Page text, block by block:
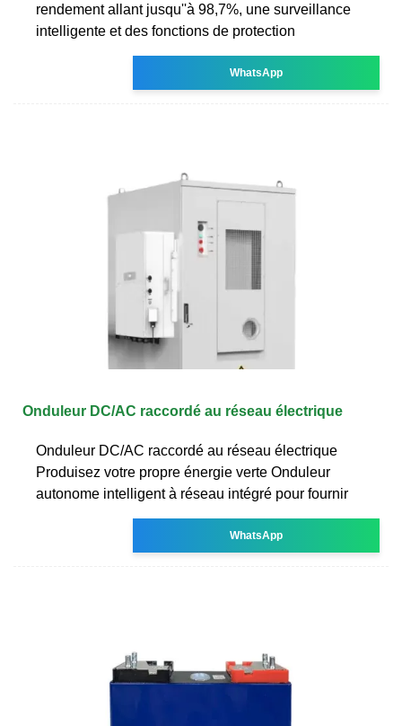
rendement allant jusqu''à 98,7%, une surveillance
intelligente et des fonctions de protection
WhatsApp
Onduleur DC/AC raccordé au réseau électrique
Onduleur DC/AC raccordé au réseau électrique
Produisez votre propre énergie verte Onduleur
autonome intelligent à réseau intégré pour fournir
WhatsApp